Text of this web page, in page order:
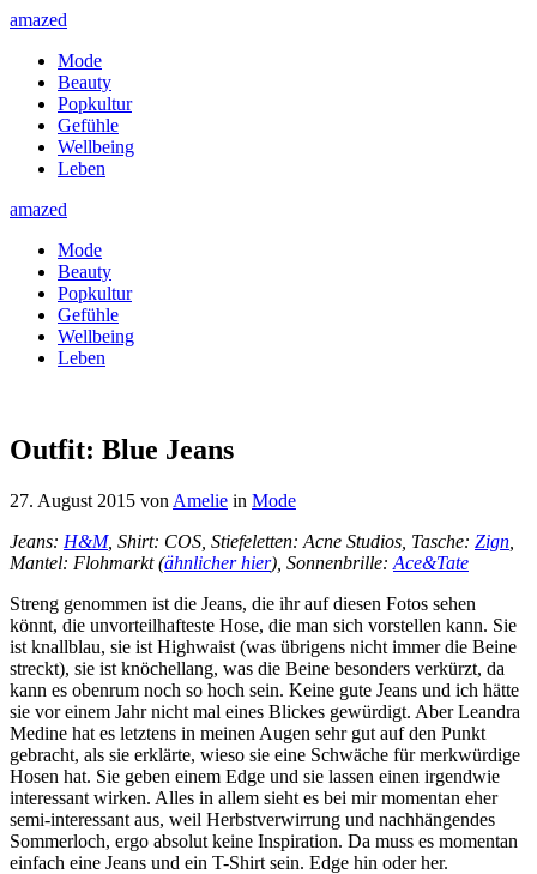
amazed
Mode
Beauty
Popkultur
Gefühle
Wellbeing
Leben
amazed
Mode
Beauty
Popkultur
Gefühle
Wellbeing
Leben
Outfit: Blue Jeans
27. August 2015 von Amelie in Mode
Jeans: H&M, Shirt: COS, Stiefeletten: Acne Studios, Tasche: Zign
Mantel: Flohmarkt (ähnlicher hier), Sonnenbrille: Ace&Tate
Streng genommen ist die Jeans, die ihr auf diesen Fotos sehen
könnt, die unvorteilhafteste Hose, die man sich vorstellen kann. Sie
ist knallblau, sie ist Highwaist (was übrigens nicht immer die Beine
streckt), sie ist knöchellang, was die Beine besonders verkürzt, da
kann es obenrum noch so hoch sein. Keine gute Jeans und ich hätte
sie vor einem Jahr nicht mal eines Blickes gewürdigt. Aber Leandra
Medine hat es letztens in meinen Augen sehr gut auf den Punkt
gebracht, als sie erklärte, wieso sie eine Schwäche für merkwürdige
Hosen hat. Sie geben einem Edge und sie lassen einen irgendwie
interessant wirken. Alles in allem sieht es bei mir momentan eher
semi-interessant aus, weil Herbstverwirrung und nachhängendes
Sommerloch, ergo absolut keine Inspiration. Da muss es momentan
einfach eine Jeans und ein T-Shirt sein. Edge hin oder her.